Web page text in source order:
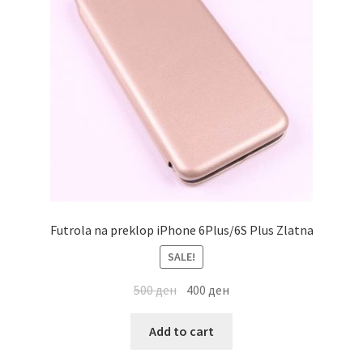
Futrola na preklop iPhone 6Plus/6S Plus Zlatna
SALE!
500ден 400ден
Add to cart